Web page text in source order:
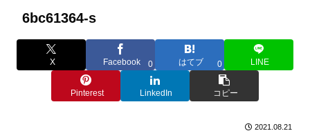
6bc61364-s
X Facebook 0 はてブ 0 LINE
Pinterest LinkedIn コピー
2021.08.21